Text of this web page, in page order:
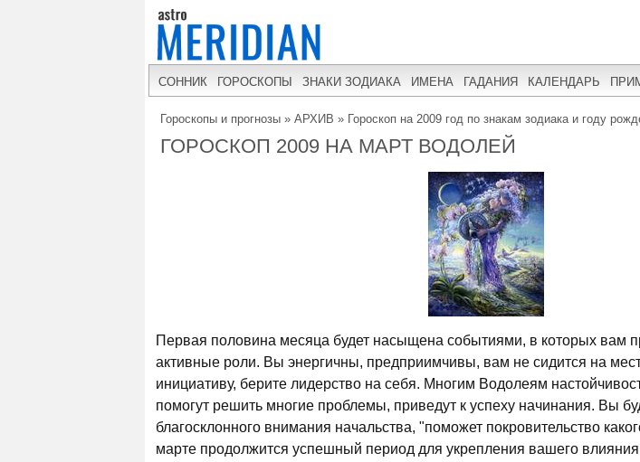
СОННИК ГОРОСКОПЫ ЗНАКИ ЗОДИАКА ИМЕНА ГАДАНИЯ КАЛЕНДАРЬ
Гороскопы и прогнозы » АРХИВ » Гороскоп на 2009 год по знакам зодиака и году
ГОРОСКОП 2009 НА МАРТ ВОДОЛЕЙ
Первая половина месяца будет насыщена событиями, в которых вам
активные роли. Вы энергичны, предприимчивы, вам не сидится на
инициативу, берите лидерство на себя. Многим Водолеям
помогут решить многие проблемы, приведут к успеху начинания. Вы
благосклонного внимания начальства, "поможет покровительство
марте продолжится успешный период для укрепления вашего